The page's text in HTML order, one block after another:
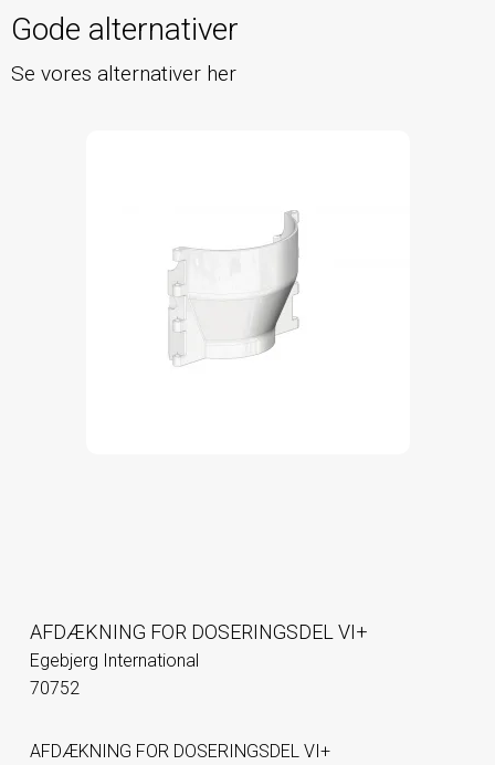
Gode alternativer
Se vores alternativer her
AFDÆKNING FOR DOSERINGSDEL VI+
Egebjerg International
70752
AFDÆKNING FOR DOSERINGSDEL VI+